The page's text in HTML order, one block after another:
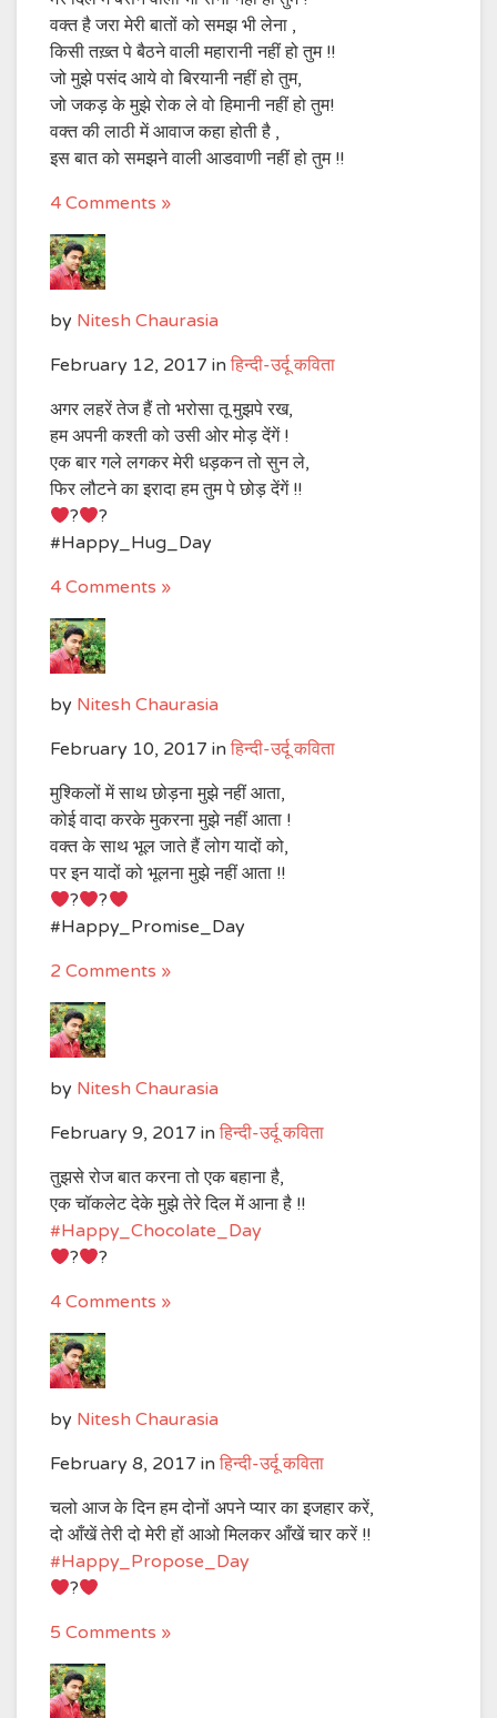
वक्त है जरा मेरी बातों को समझ भी लेना ,
किसी तख़्त पे बैठने वाली महारानी नहीं हो तुम !!
जो मुझे पसंद आये वो बिरयानी नहीं हो तुम,
जो जकड़ के मुझे रोक ले वो हिमानी नहीं हो तुम!
वक्त की लाठी में आवाज कहा होती है ,
इस बात को समझने वाली आडवाणी नहीं हो तुम !!
4 Comments »
by Nitesh Chaurasia
February 12, 2017 in हिन्दी-उर्दू कविता
अगर लहरें तेज हैं तो भरोसा तू मुझपे रख,
हम अपनी कश्ती को उसी ओर मोड़ देंगें !
एक बार गले लगकर मेरी धड़कन तो सुन ले,
फिर लौटने का इरादा हम तुम पे छोड़ देंगें !!
?
?
#Happy_Hug_Day
4 Comments »
by Nitesh Chaurasia
February 10, 2017 in हिन्दी-उर्दू कविता
मुश्किलों में साथ छोड़ना मुझे नहीं आता,
कोई वादा करके मुकरना मुझे नहीं आता !
वक्त के साथ भूल जाते हैं लोग यादों को,
पर इन यादों को भूलना मुझे नहीं आता !!
?
?
#Happy_Promise_Day
2 Comments »
by Nitesh Chaurasia
February 9, 2017 in हिन्दी-उर्दू कविता
तुझसे रोज बात करना तो एक बहाना है,
एक चॉकलेट देके मुझे तेरे दिल में आना है !!
#Happy_Chocolate_Day
?
?
4 Comments »
by Nitesh Chaurasia
February 8, 2017 in हिन्दी-उर्दू कविता
चलो आज के दिन हम दोनों अपने प्यार का इजहार करें,
दो आँखें तेरी दो मेरी हों आओ मिलकर आँखें चार करें !!
#Happy_Propose_Day
?
5 Comments »